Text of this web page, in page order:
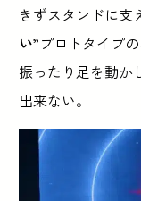
きずスタンドに支
い”プロトタイプ
振ったり足を動か
出来ない。